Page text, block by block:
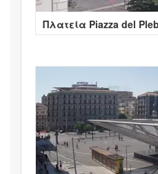
Πλατεία Piazza del